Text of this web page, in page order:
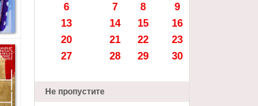
6
7 8 9
13
14 15 16
20
21 22 23
27
28 29 30
Не пропустите